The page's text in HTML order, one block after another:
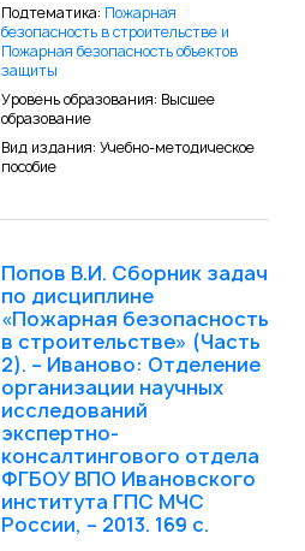
Подтематика: Пожарная
безопасность в строительстве и
Пожарная безопасность объектов
защиты
Уровень образования: Высшее
образование
Вид издания: Учебно-методическое
пособие
Попов В.И. Сборник задач
по дисциплине
«Пожарная безопасность
в строительстве» (Часть
2). – Иваново: Отделение
организации научных
исследований
экспертно-
консалтингового отдела
ФГБОУ ВПО Ивановского
института ГПС МЧС
России, – 2013. 169 с.